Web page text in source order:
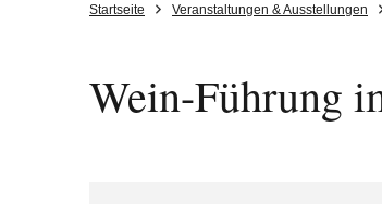
Startseite Veranstaltungen & Ausstellungen
Wein-Führung